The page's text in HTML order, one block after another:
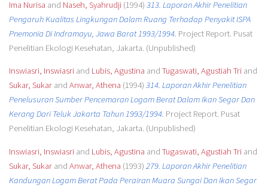
Ima Nurisa and Naseh, Syahrudji(1994) 313. Laporan Akhir Penelitian
Pengaruh Kualitas Lingkungan Dalam Ruang Terhadap Penyakit ISPA
Pnemonia Di Indramayu, Jawa Barat 1993/1994. Project Report. Pusat
Penelitian Ekologi Kesehatan, Jakarta. (Unpublished)
Inswiasri, Inswiasriand Lubis, Agustina and Tugaswati, Agustiah Triand
Sukar, Sukarand Anwar, Athena (1994) 314. Laporan Akhir Penelitian
Penelusuran Sumber Pencemaran Logam Berat Dalam Ikan Segar Dan
Kerang Dari Teluk Jakarta Tahun 1993/1994. Project Report. Pusat
Penelitian Ekologi Kesehatan, Jakarta. (Unpublished)
Inswiasri, Inswiasriand Lubis, Agustina and Tugaswati, Agustiah Triand
Sukar, Sukarand Anwar, Athena (1993) 279. Laporan Akhir Penelitian
Kandungan Logam Berat Pada Perairan Muara Sungai Dan Ikan Segar